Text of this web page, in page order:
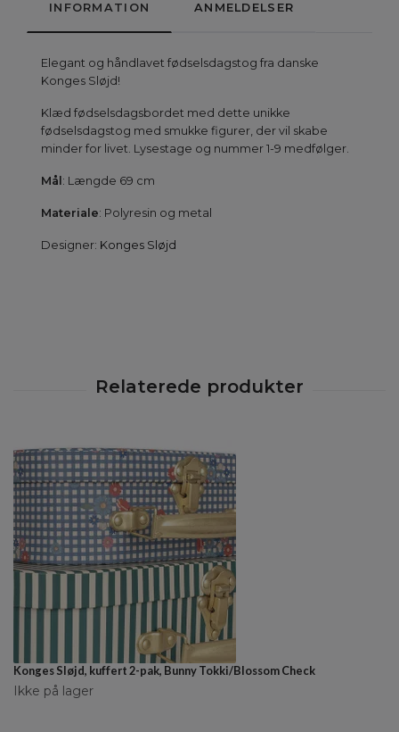
INFORMATION ANMELDELSER
Elegant og håndlavet fødselsdagstog fra danske
Konges Sløjd!
Klæd fødselsdagsbordet med dette unikke
fødselsdagstog med smukke figurer, der vil skabe
minder for livet. Lysestage og nummer 1-9 medfølger.
Mål : Længde 69 cm
Materiale: Polyresin og metal
Designer: Konges Sløjd
Konges Sløjd, kuffert 2-pak, Bunny Tokki/Blossom Check
Ikke på lager